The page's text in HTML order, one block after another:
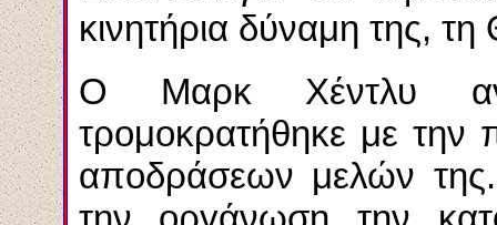
κινητήρια δύναμη της,
Ο Μαρκ Χέντλυ
τρομοκρατήθηκε με την
αποδράσεων μελών